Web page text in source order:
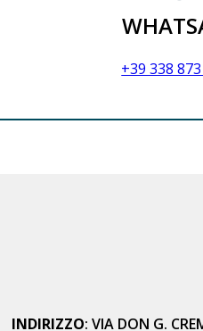
+39 338
INDIRIZZO: VIA DON G.